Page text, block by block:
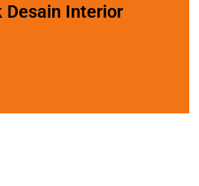
Desain Interior